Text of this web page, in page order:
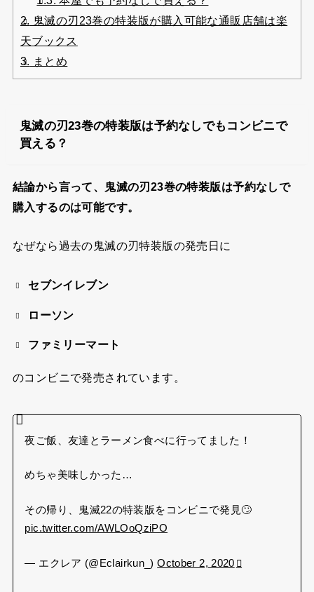
2. 鬼滅の刃23巻の特装版が購入可能な通販店舗は楽
天ブックス
3. まとめ
鬼滅の刃23巻の特装版は予約なしでもコンビニで
買える？
結論から言って、鬼滅の刃23巻の特装版は予約なしで
購入するのは可能です。
なぜなら過去の鬼滅の刃特装版の発売日に
セブンイレブン
ローソン
ファミリーマート
のコンビニで発売されています。
夜ご飯、友達とラーメン食べに行ってました！
めちゃ美味しかった…
その帰り、鬼滅22の特装版をコンビニで発見🙄
pic.twitter.com/AWLOoQziPO
— エクレア (@Eclairkun_)October 2, 2020